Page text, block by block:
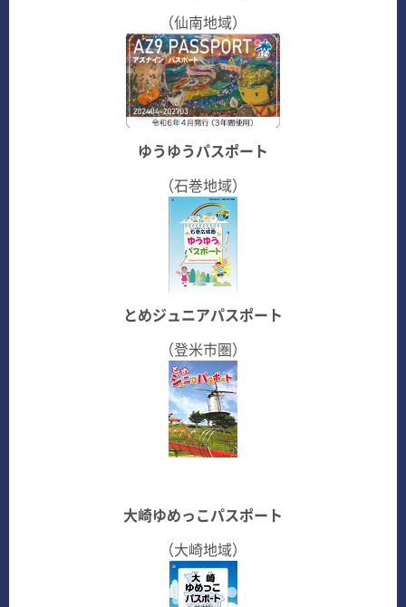
（仙南地域）
ゆうゆうパスポート
（石巻地域）
とめジュニアパスポート
（登米市圏）
大崎ゆめっこパスポート
（大崎地域）